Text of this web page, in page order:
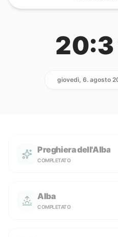
giovedì, 6. agosto
Preghiera dell'Alba
COMPLETATO
Alba
COMPLETATO